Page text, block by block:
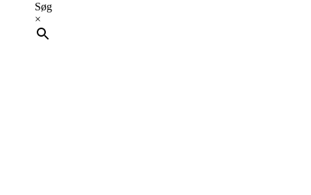
Søg
×